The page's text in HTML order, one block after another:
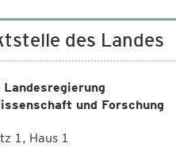
des Landes
und Forschung
1, Haus 1